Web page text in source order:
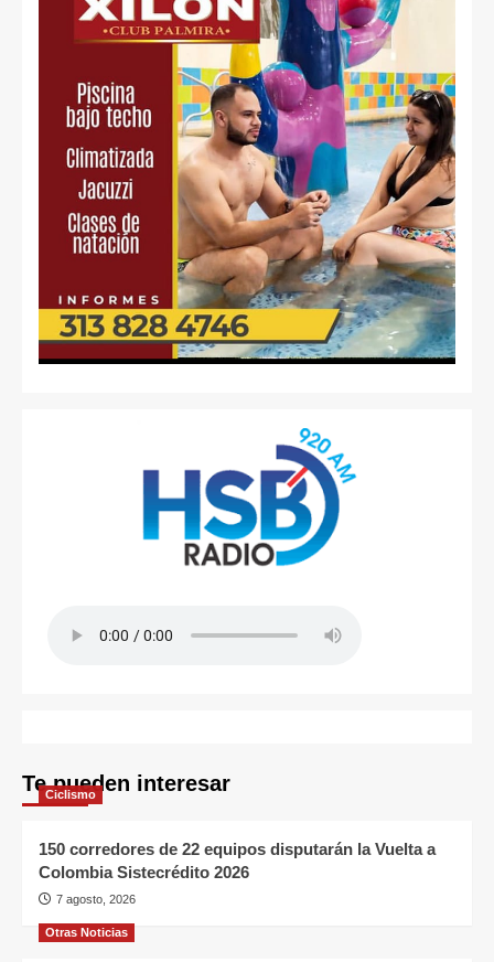
Te pueden interesar
Ciclismo
150 corredores de 22 equipos disputarán la Vuelta a
Colombia Sistecrédito 2026
7 agosto, 2026
Otras Noticias